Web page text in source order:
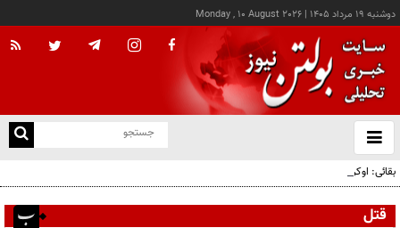
دوشنبه ۱۹ مرداد ۱۴۰۵ |
Monday , 10 August 2026
باز
و
بقائی: اوکراین جبران نکند، جبران می‌کنیم
قتل